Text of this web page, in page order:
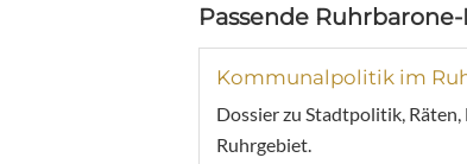
Passende Ruhrbarone-
Kommunalpolitik im
Dossier zu Stadtpolitik,
Ruhrgebiet.